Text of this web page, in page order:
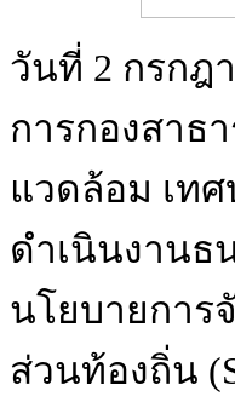
วันที่ 2 กรกฎ
การกองสาธ
แวดล้อม เท
ดำเนินงานธ
นโยบายการ
ส่วนท้องถิ่น